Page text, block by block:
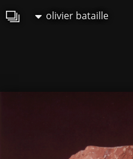
olivier bataille